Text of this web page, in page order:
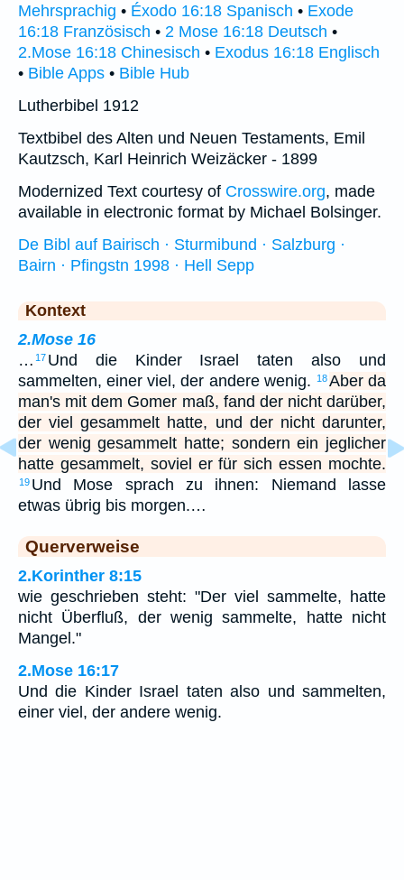
Mehrsprachig • Éxodo 16:18 Spanisch • Exode
16:18 Französisch • 2 Mose 16:18 Deutsch •
2.Mose 16:18 Chinesisch • Exodus 16:18 Englisch
• Bible Apps • Bible Hub
Lutherbibel 1912
Textbibel des Alten und Neuen Testaments, Emil
Kautzsch, Karl Heinrich Weizäcker - 1899
Modernized Text courtesy of Crosswire.org, made
available in electronic format by Michael Bolsinger.
De Bibl auf Bairisch · Sturmibund · Salzburg ·
Bairn · Pfingstn 1998 · Hell Sepp
Kontext
2.Mose 16
… 17 Und die Kinder Israel taten also und
sammelten, einer viel, der andere wenig.
18Aber da
man's mit dem Gomer maß, fand der nicht darüber,
der viel gesammelt hatte, und der nicht darunter,
der wenig gesammelt hatte; sondern ein jeglicher
hatte gesammelt, soviel er für sich essen mochte.
19 Und Mose sprach zu ihnen: Niemand lasse
etwas übrig bis morgen.…
Querverweise
2.Korinther 8:15
wie geschrieben steht: "Der viel sammelte, hatte
nicht Überfluß, der wenig sammelte, hatte nicht
Mangel."
2.Mose 16:17
Und die Kinder Israel taten also und sammelten,
einer viel, der andere wenig.